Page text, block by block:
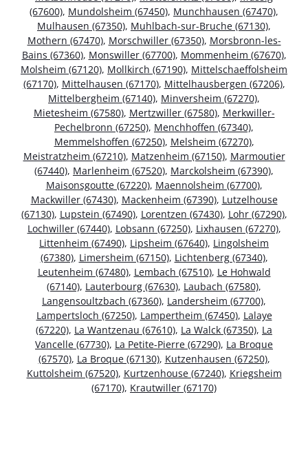
(67600), Mundolsheim (67450), Munchhausen (67470),
Mulhausen (67350), Muhlbach-sur-Bruche (67130),
Mothern (67470), Morschwiller (67350), Morsbronn-les-
Bains (67360), Monswiller (67700), Mommenheim (67670),
Molsheim (67120), Mollkirch (67190), Mittelschaeffolsheim
(67170), Mittelhausen (67170), Mittelhausbergen (67206),
Mittelbergheim (67140), Minversheim (67270),
Mietesheim (67580), Mertzwiller (67580), Merkwiller-
Pechelbronn (67250), Menchhoffen (67340),
Memmelshoffen (67250), Melsheim (67270),
Meistratzheim (67210), Matzenheim (67150), Marmoutier
(67440), Marlenheim (67520), Marckolsheim (67390),
Maisonsgoutte (67220), Maennolsheim (67700),
Mackwiller (67430), Mackenheim (67390), Lutzelhouse
(67130), Lupstein (67490), Lorentzen (67430), Lohr (67290),
Lochwiller (67440), Lobsann (67250), Lixhausen (67270),
Littenheim (67490), Lipsheim (67640), Lingolsheim
(67380), Limersheim (67150), Lichtenberg (67340),
Leutenheim (67480), Lembach (67510), Le Hohwald
(67140), Lauterbourg (67630), Laubach (67580),
Langensoultzbach (67360), Landersheim (67700),
Lampertsloch (67250), Lampertheim (67450), Lalaye
(67220), La Wantzenau (67610), La Walck (67350), La
Vancelle (67730), La Petite-Pierre (67290), La Broque
(67570), La Broque (67130), Kutzenhausen (67250),
Kuttolsheim (67520), Kurtzenhouse (67240), Kriegsheim
(67170), Krautwiller (67170)